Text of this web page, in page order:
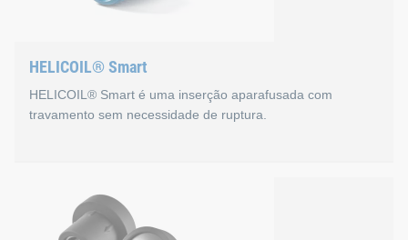
HELICOIL® Smart
HELICOIL® Smart é uma inserção aparafusada com
travamento sem necessidade de ruptura.
HELICOIL® Smart